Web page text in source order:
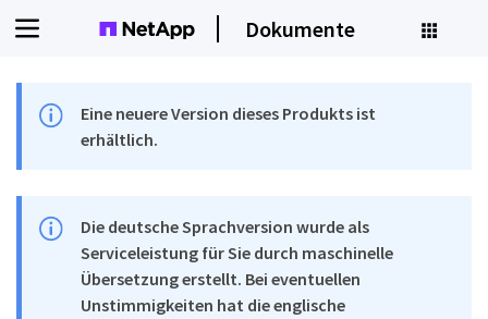
Dokumente
Eine neuere Version dieses Produkts ist
erhältlich.
Die deutsche Sprachversion wurde als
Serviceleistung für Sie durch maschinelle
Übersetzung erstellt. Bei eventuellen
Unstimmigkeiten hat die englische